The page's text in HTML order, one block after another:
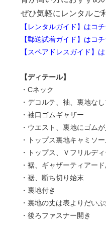
ぜひ気軽にレンタルご
【レンタルガイド】はコチ
【郵送試着ガイド】はコチ
【スペアドレスガイド】
【ディテール】
・Cネック
・デコルテ、袖、裏地な
・袖口ゴムギャザー
・ウエスト、裏地にゴム
・トップス裏地キャミソ
・トップス、Ｖフリルデ
・裾、ギャザーティアード
・裾、断ち切り始末
・裏地付き
・裏地の丈は表よりだい
・後ろファスナー開き